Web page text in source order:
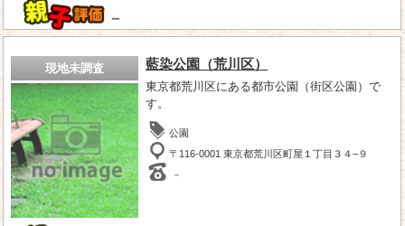
－
現地未調査 藍染公園（荒川区）
東京都荒川区にある都市公園（街区公園）で
す。
公園
〒116-0001 東京都荒川区町屋１丁目３４−９
－